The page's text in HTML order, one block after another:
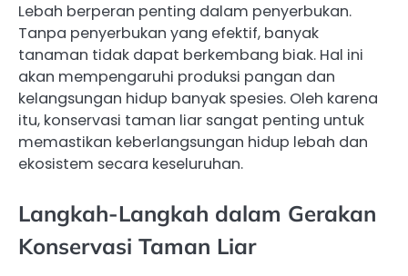
Lebah berperan penting dalam penyerbukan.
Tanpa penyerbukan yang efektif, banyak
tanaman tidak dapat berkembang biak. Hal ini
akan mempengaruhi produksi pangan dan
kelangsungan hidup banyak spesies. Oleh karena
itu, konservasi taman liar sangat penting untuk
memastikan keberlangsungan hidup lebah dan
ekosistem secara keseluruhan.
Langkah-Langkah dalam Gerakan
Konservasi Taman Liar